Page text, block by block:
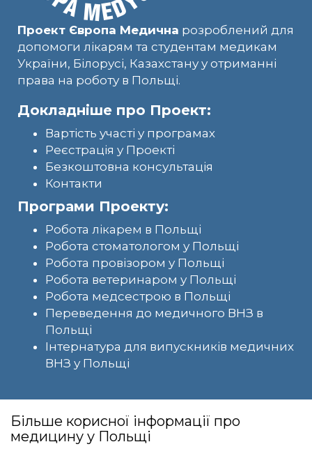
Проект Європа Медична розроблений для
допомоги лікарям та студентам медикам
України, Білорусі, Казахстану у отриманні
права на роботу в Польщі.
Докладніше про Проект:
Вартість участі у програмах
Реєстрація у Проекті
Безкоштовна консультація
Контакти
Програми Проекту:
Робота лікарем в Польщі
Робота стоматологом у Польщі
Робота провізором у Польщі
Робота ветеринаром у Польщі
Робота медсестрою в Польщі
Переведення до медичного ВНЗ в
Польщі
Інтернатура для випускників медичних
ВНЗ у Польщі
Більше корисної інформації про
медицину у Польщі